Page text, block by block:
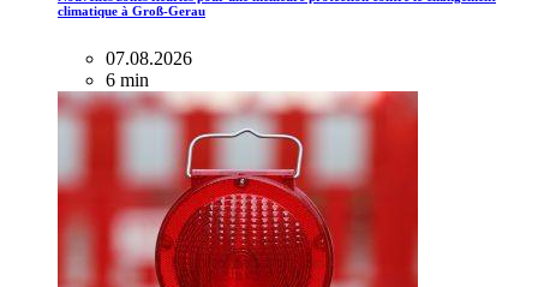
climatique à Groß-Gerau
07.08.2026
6 min